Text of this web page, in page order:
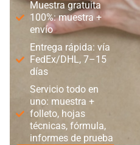
Muestra gratuita
100%: muestra +
envío
Entrega rápida: vía
FedEx/DHL, 7–15
días
Servicio todo en
uno: muestra +
folleto, hojas
técnicas, fórmula,
informes de prueba